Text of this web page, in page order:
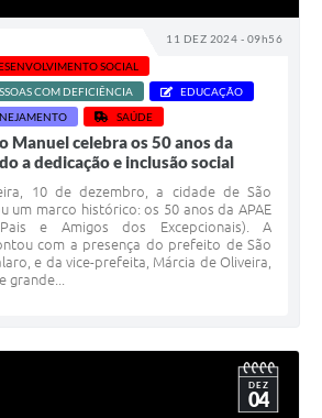
11 DEZ 2024 - 09h56
SOCIAL
COM DEFICIÊNCIA
EDUCAÇÃO
SAÚDE
Manuel celebra os 50 anos da
a dedicação e inclusão social
10 de dezembro, a cidade de São
um marco histórico: os 50 anos da APAE
e Amigos dos Excepcionais). A
com a presença do prefeito de São
e da vice-prefeita, Márcia de Oliveira,
DEZ
04